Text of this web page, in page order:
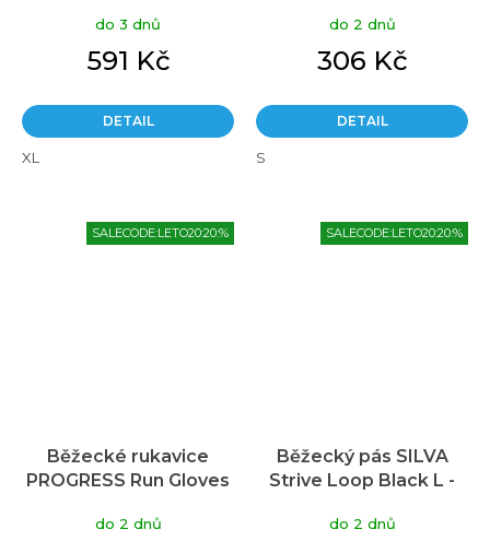
do 3 dnů
591 Kč
DETAIL
XL
do 2 dnů
306 Kč
DETAIL
S
SALECODE:LETO20:20:%
Běžecké rukavice
PROGRESS Run Gloves
do 2 dnů
SALECODE:LETO20:20:%
Běžecký pás SILVA
Strive Loop Black L -
do 2 dnů